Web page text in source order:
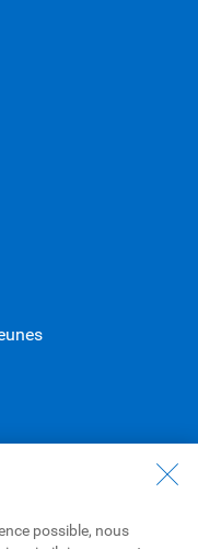
possible, nous